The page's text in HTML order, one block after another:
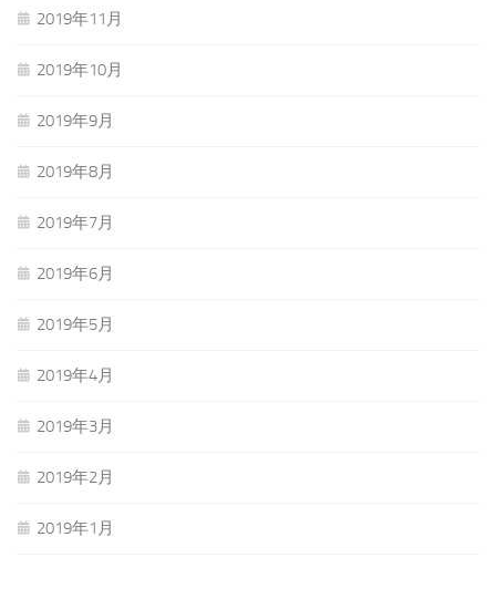
2019年11月
2019年10月
2019年9月
2019年8月
2019年7月
2019年6月
2019年5月
2019年4月
2019年3月
2019年2月
2019年1月